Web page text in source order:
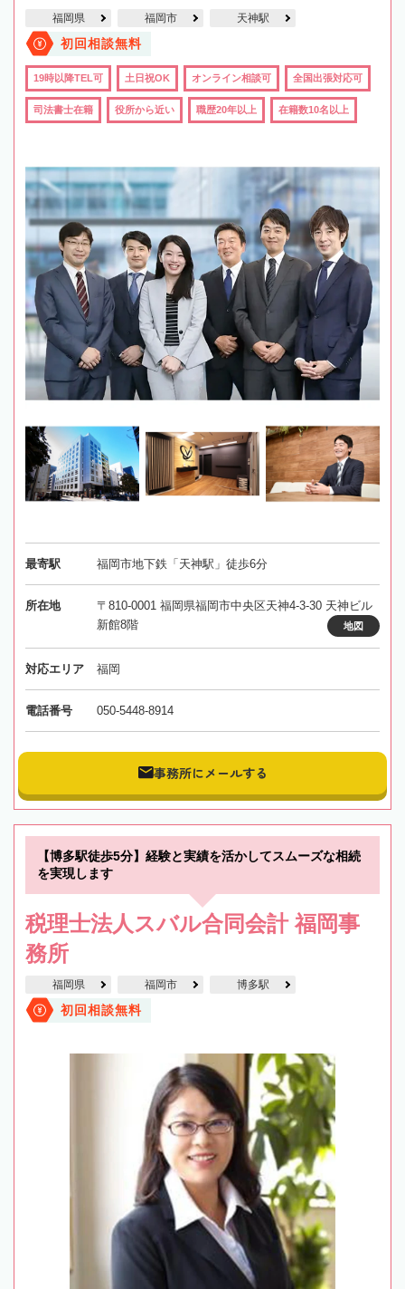
福岡県 福岡市 天神駅
初回相談無料
19時以降TEL可 土日祝OK オンライン相談可 全国出張対応可
司法書士在籍 役所から近い 職歴20年以上 在籍数10名以上
最寄駅 福岡市地下鉄「天神駅」徒歩6分
所在地
〒810-0001 福岡県福岡市中央区天神4-3-30 天神ビル
新館8階
地図
対応エリア 福岡
電話番号 050-5448-8914
事務所にメールする
【博多駅徒歩5分】経験と実績を活かしてスムーズな相続
を実現します
税理士法人スバル合同会計 福岡事
務所
福岡県 福岡市 博多駅
初回相談無料